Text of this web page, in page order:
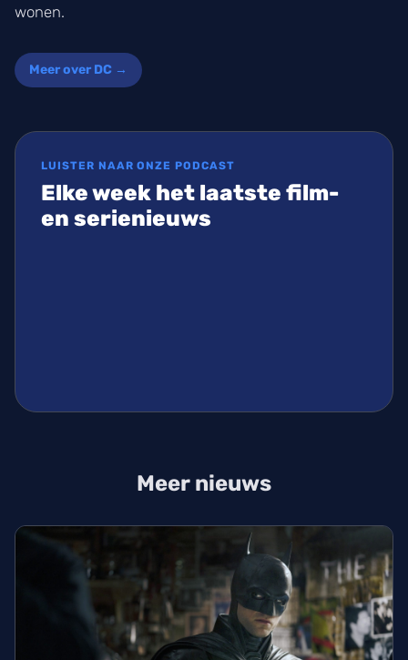
wonen.
Meer over DC →
LUISTER NAAR ONZE PODCAST
Elke week het laatste film-
en serienieuws
Meer nieuws